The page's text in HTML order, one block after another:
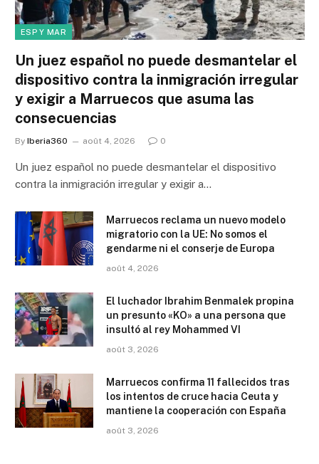
ESP Y MAR
Un juez español no puede desmantelar el
dispositivo contra la inmigración irregular
y exigir a Marruecos que asuma las
consecuencias
By Iberia360 août 4, 2026 0
Un juez español no puede desmantelar el dispositivo
contra la inmigración irregular y exigir a…
Marruecos reclama un nuevo modelo
migratorio con la UE: No somos el
gendarme ni el conserje de Europa
août 4, 2026
El luchador Ibrahim Benmalek propina
un presunto «KO» a una persona que
insultó al rey Mohammed VI
août 3, 2026
Marruecos confirma 11 fallecidos tras
los intentos de cruce hacia Ceuta y
mantiene la cooperación con España
août 3, 2026